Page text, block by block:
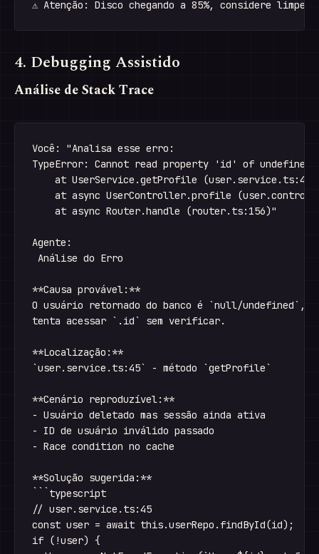
4. Debugging Assistido
Análise de Stack Trace
Você: "Analisa esse erro:
TypeError: Cannot read property 'id' of undefined
    at UserService.getProfile (user.service.ts:45)
at async UserController.profile
    at async Router.handle (router.ts:156)"
Agente:
Análise do Erro
**Causa provável:**
O usuário retornado do banco é `null/undefined`,
tenta acessar `.id` sem verificar.
**Localização:**
`user.service.ts:45` - método `getProfile`
**Cenário reproduzível:**
- Usuário deletado mas sessão ainda ativa
- ID de usuário inválido passado
- Race condition no cache
**Solução sugerida:**
```typescript
// user.service.ts:45
const user = await this.userRepo.findById(id);
if (!user) {